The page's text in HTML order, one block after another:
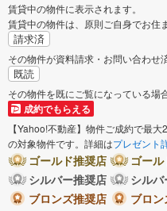
賃貸中の物件に表示されます。
賃貸中の物件は、原則ご自身でお住
請求済
その物件が資料請求・お問い合わせ
既読
その物件を既にご覧になっている場
成約でもらえる
【Yahoo!不動産】物件ご成約で最
の対象物件です。詳細はプレゼント
ゴールド推奨店
ゴー
シルバー推奨店
シル
ブロンズ推奨店
ブロ